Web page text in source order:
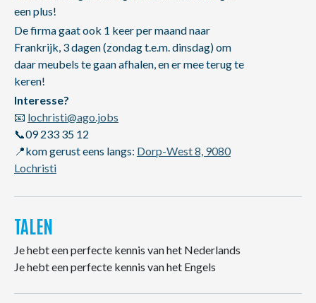
een plus!
De firma gaat ook 1 keer per maand naar
Frankrijk, 3 dagen (zondag t.e.m. dinsdag) om
daar meubels te gaan afhalen, en er mee terug te
keren!
Interesse?
📧 lochristi@ago.jobs
📞09 233 35 12
📍kom gerust eens langs: Dorp-West 8, 9080
Lochristi
TALEN
Je hebt een perfecte kennis van het Nederlands
Je hebt een perfecte kennis van het Engels